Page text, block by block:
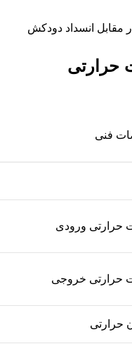
مقابل انسداد دودکش
حرارتی
فنی
حرارتی ورودی
حرارتی خروجی
حرارتی